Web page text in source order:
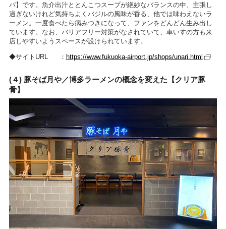
バ】です。魚介出汁ととんこつスープが絶妙なバランスの中、主張し
過ぎないけれど気持ちよくバジルの風味が香る、他では味わえないラ
ーメン。一度食べたら病みつきになって、ファンをどんどん生み出し
ています。なお、バリアフリー対策がなされていて、車いすの方も来
店しやすいようスペースが設けられています。
サイトURL https://www.fukuoka-airport.jp/shops/unari.html
(４) 豚そば月や／博多ラーメンの概念を変えた【クリア豚
骨】